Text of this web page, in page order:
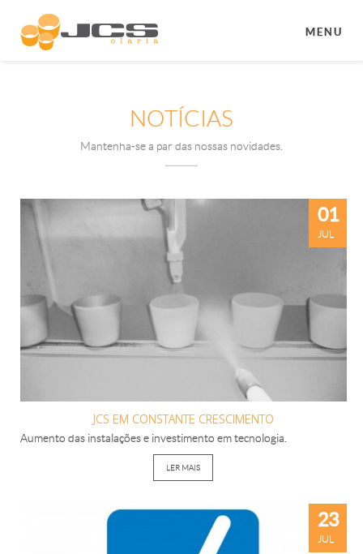
MENU
NOTÍCIAS
Mantenha-se a par das nossas novidades.
JCS EM CONSTANTE CRESCIMENTO
Aumento das instalações e investimento em tecnologia.
LER MAIS
01
JUL
23
JUL